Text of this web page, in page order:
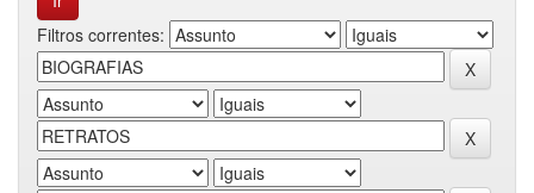
Filtros correntes: